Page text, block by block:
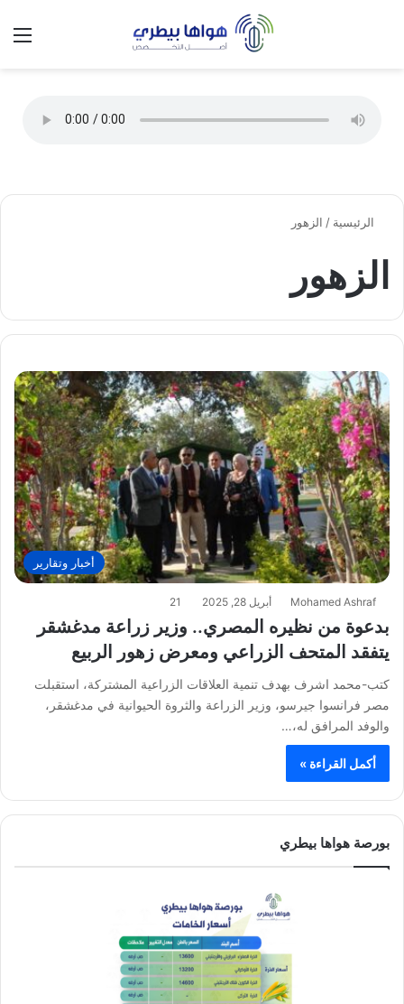
الوضع
الرئيسية / الزهور
الزهور
أخبار وتقارير
Mohamed Ashraf أبريل 28, 2025 21
بدعوة من نظيره المصري.. وزير زراعة مدغشقر
يتفقد المتحف الزراعي ومعرض زهور الربيع
كتب-محمد اشرف بهدف تنمية العلاقات الزراعية المشتركة، استقبلت
مصر فرانسوا جيرسو، وزير الزراعة والثروة الحيوانية في مدغشقر،
والوفد المرافق له،…
أكمل القراءة »
بورصة هواها بيطري